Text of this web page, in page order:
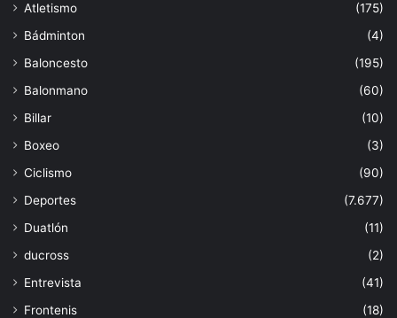
Atletismo
(175)
Bádminton
(4)
Baloncesto
(195)
Balonmano
(60)
Billar
(10)
Boxeo
(3)
Ciclismo
(90)
Deportes
(7.677)
Duatlón
(11)
ducross
(2)
Entrevista
(41)
Frontenis
(18)